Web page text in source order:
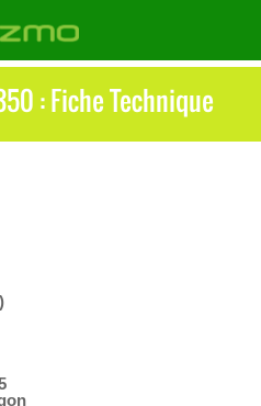
: Fiche Technique